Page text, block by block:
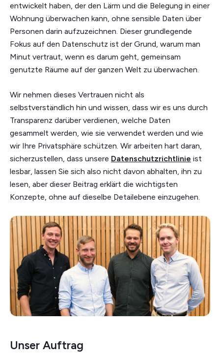
entwickelt haben, der den Lärm und die Belegung in einer
Wohnung überwachen kann, ohne sensible Daten über
Personen darin aufzuzeichnen. Dieser grundlegende
Fokus auf den Datenschutz ist der Grund, warum man
Minut vertraut, wenn es darum geht, gemeinsam
genutzte Räume auf der ganzen Welt zu überwachen.
Wir nehmen dieses Vertrauen nicht als
selbstverständlich hin und wissen, dass wir es uns durch
Transparenz darüber verdienen, welche Daten
gesammelt werden, wie sie verwendet werden und wie
wir Ihre Privatsphäre schützen. Wir arbeiten hart daran,
sicherzustellen, dass unsere Datenschutzrichtlinie ist
lesbar, lassen Sie sich also nicht davon abhalten, ihn zu
lesen, aber dieser Beitrag erklärt die wichtigsten
Konzepte, ohne auf dieselbe Detailebene einzugehen.
Unser Auftrag